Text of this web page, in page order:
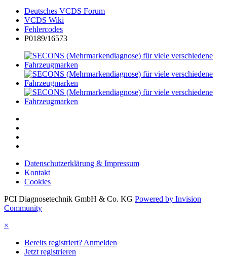
Deutsches VCDS Forum
VCDS Wiki
Fehlercodes
P0189/16573
Datenschutzerklärung & Impressum
Kontakt
Cookies
PCI Diagnosetechnik GmbH & Co. KG Powered by Invision
Community
×
Bereits registriert? Anmelden
Jetzt registrieren